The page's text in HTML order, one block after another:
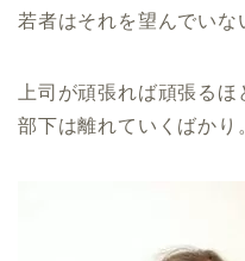
若者はそれを望んでいな
上司が頑張れば頑張るほ
部下は離れていくばかり